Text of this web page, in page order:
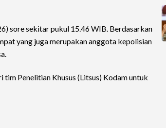
sore sekitar pukul 15.46 WIB. Berdasarkan
yang juga merupakan anggota kepolisian
Penelitian Khusus (Litsus) Kodam untuk